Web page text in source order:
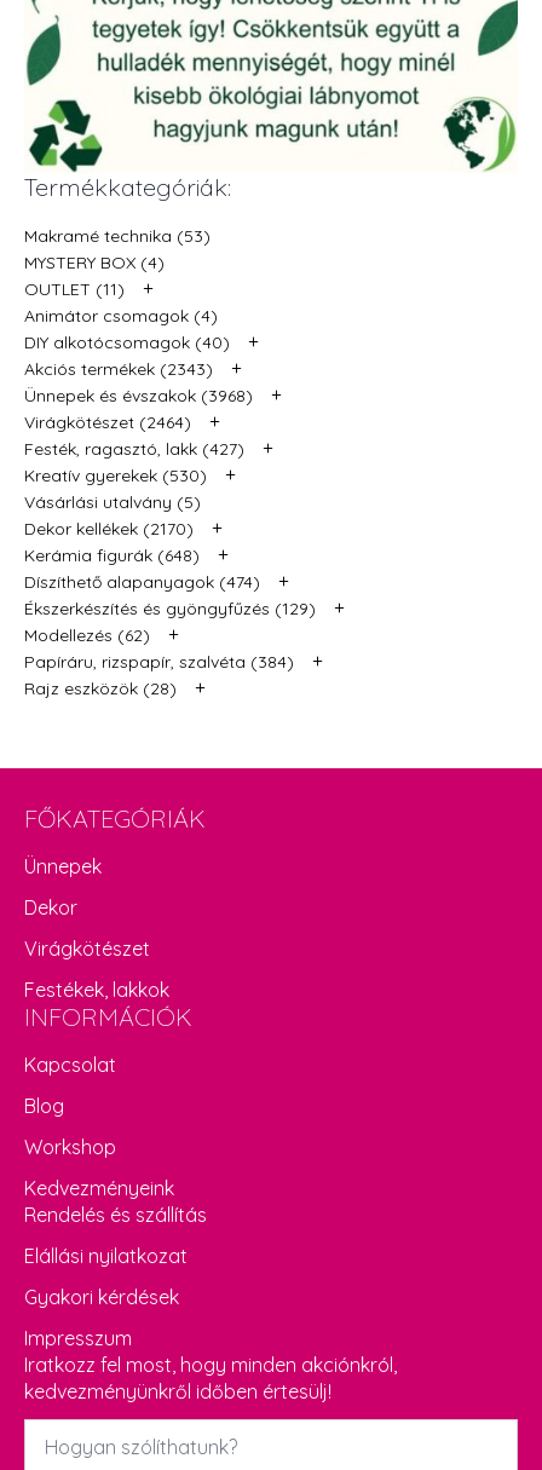
Termékkategóriák:
Makramé technika (53)
MYSTERY BOX (4)
OUTLET (11)
+
Animátor csomagok (4)
DIY alkotócsomagok (40)
+
Akciós termékek (2343) +
Ünnepek és évszakok (3968) +
Virágkötészet (2464) +
Festék, ragasztó, lakk (427) +
Kreatív gyerekek (530) +
Vásárlási utalvány (5)
Dekor kellékek (2170)
+
Kerámia figurák (648) +
Díszíthető alapanyagok (474) +
Ékszerkészítés és gyöngyfűzés (129) +
Modellezés (62) +
Papíráru, rizspapír, szalvéta (384) +
Rajz eszközök (28) +
FŐKATEGÓRIÁK
Ünnepek
Dekor
Virágkötészet
Festékek, lakkok
INFORMÁCIÓK
Kapcsolat
Blog
Workshop
Kedvezményeink
Rendelés és szállítás
Elállási nyilatkozat
Gyakori kérdések
Impresszum
Iratkozz fel most, hogy minden akciónkról,
kedvezményünkről időben értesülj!
Név